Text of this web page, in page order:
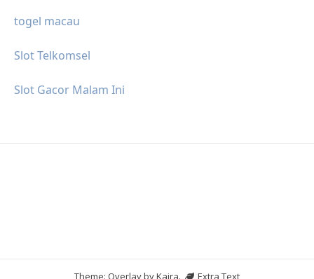
togel macau
Slot Telkomsel
Slot Gacor Malam Ini
Theme: Overlay byKaira.
Extra Text